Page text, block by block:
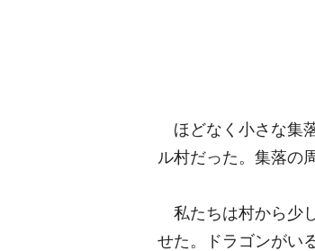
ほどなく小さな集
ル村だった。集落の
私たちは村から少
せた。ドラゴンがい